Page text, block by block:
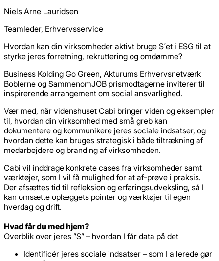
Niels Arne Lauridsen
Teamleder, Erhvervsservice
Hvordan kan din virksomheder aktivt bruge S´et i ESG til at
styrke jeres forretning, rekruttering og omdømme?
Business Kolding Go Green, Akturums Erhvervsnetværk
Boblerne og SammenomJOB prismodtagerne inviterer til
inspirerende arrangement om social ansvarlighed.
Vær med, når videnshuset Cabi bringer viden og eksempler
til, hvordan din virksomhed med små greb kan
dokumentere og kommunikere jeres sociale indsatser, og
hvordan dette kan bruges strategisk i både tiltrækning af
medarbejdere og branding af virksomheden.
Cabi vil inddrage konkrete cases fra virksomheder samt
værktøjer, som I vil få mulighed for at af-prøve i praksis.
Der afsættes tid til refleksion og erfaringsudveksling, så I
kan omsætte oplæggets pointer og værktøjer til egen
hverdag og drift.
Hvad får du med hjem?
Overblik over jeres ”S” – hvordan I får data på det
Identificér jeres sociale indsatser – som I allerede gør